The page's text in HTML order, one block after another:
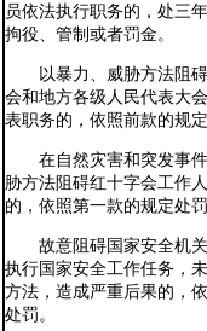
员依法执行职务的，处三
拘役、管制或者罚金。
以暴力、威胁方法阻
会和地方各级人民代表大
表职务的，依照前款的规
在自然灾害和突发事
胁方法阻碍红十字会工作
的，依照第一款的规定处
故意阻碍国家安全机
执行国家安全工作任务，
方法，造成严重后果的，
处罚。